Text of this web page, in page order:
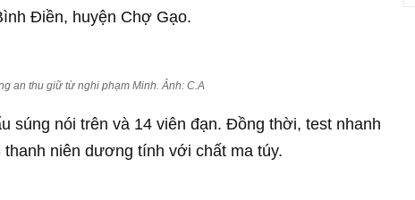
Điền, huyện Chợ Gạo.
an thu giữ từ nghi phạm Minh. Ảnh: C.A
súng nói trên và 14 viên đạn. Đồng thời, test nhanh
niên dương tính với chất ma túy.